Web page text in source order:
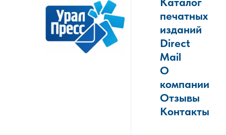
печатных
изданий
Direct
Mail
О
компании
Отзывы
Контакты